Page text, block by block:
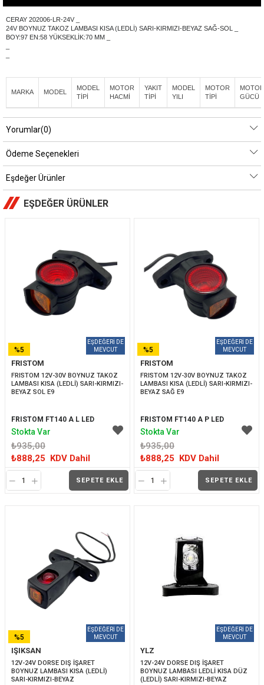
CERAY 202006-LR-24V _
24V BOYNUZ TAKOZ LAMBASI KISA (LEDLİ) SARI-KIRMIZI-BEYAZ SAĞ-SOL _
BOY:97 EN:58 YÜKSEKLİK:70 MM _
MARKA MODEL
MODEL
TİPİ
MOTOR
HACMİ
YAKIT
TİPİ
MODEL
YILI
MOTOR
TİPİ
MOTOR
GÜCÜ
Yorumlar(0)
Ödeme Seçenekleri
Eşdeğer Ürünler
EŞDEĞER ÜRÜNLER
FRISTOM
FRISTOM 12V-30V BOYNUZ TAKOZ
LAMBASI KISA (LEDLİ) SARI-KIRMIZI-
BEYAZ SOL E9
FRISTOM FT140 A L LED
₺935,00
₺888,25 KDV Dahil
SEPETE EKLE
%5
İNDIRIM
Stokta Var
FRISTOM
FRISTOM 12V-30V BOYNUZ TAKOZ
LAMBASI KISA (LEDLİ) SARI-KIRMIZI-
BEYAZ SAĞ E9
FRISTOM FT140 A P LED
₺935,00
₺888,25 KDV Dahil
SEPETE EKLE
%5
İNDIRIM
Stokta Var
IŞIKSAN
12V-24V DORSE DIŞ İŞARET
BOYNUZ LAMBASI KISA (LEDLİ)
SARI-KIRMIZI-BEYAZ
%5
İNDIRIM
YLZ
12V-24V DORSE DIŞ İŞARET
BOYNUZ LAMBASI LEDLİ KISA DÜZ
(LEDLİ) SARI-KIRMIZI-BEYAZ